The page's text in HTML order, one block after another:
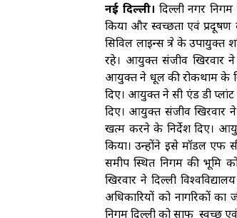
नई दिल्ली। दिल्ली नगर निगम
किया और स्वच्छता एवं प्रदूषण
सिविल लाइन्स क्षेत्र के
रहे। आयुक्त संजीव खिरवार ने
आयुक्त ने धूल की रोकथाम के
दिए। आयुक्त ने सी एंड डी प्लांट
दिए। आयुक्त संजीव खिरवार
खत्म करने के निर्देश दिए।
किया। उन्होंने इसे मॉडल
समीप स्थित निगम की भूमि
खिरवार ने दिल्ली
अधिकारियों को नागरिकों
निगम दिल्ली को साफ स्वच्छ